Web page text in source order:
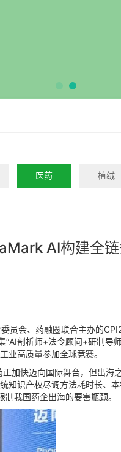
医药 植绒
AI构建全
会、药融圈联合主办的
剖析师+法令顾问+研制
业高质量参加全球竞赛。
快迈向国际舞台，但出海
知识产权尽调方法耗时长、
我国药企出海的要害瓶颈。